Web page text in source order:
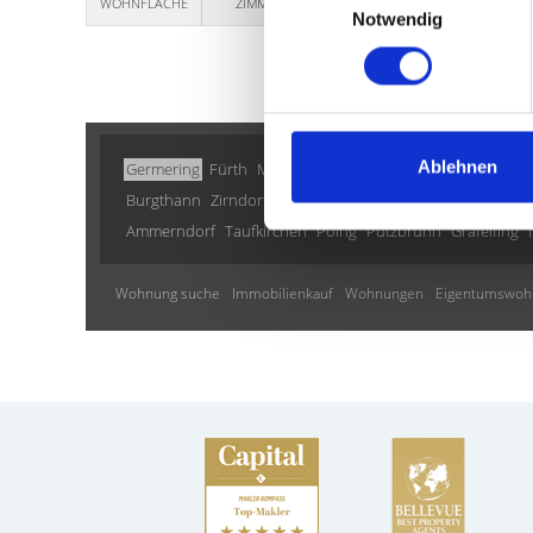
Notwendig
Ablehnen
Germering Fürth München / Milbertshofen-Am Hart
Burgthann Zirndorf München / Trudering Landsberied
Ammerndorf Taufkirchen Poing Putzbrunn Gräfelfing
Wohnung suche Immobilienkauf Wohnungen